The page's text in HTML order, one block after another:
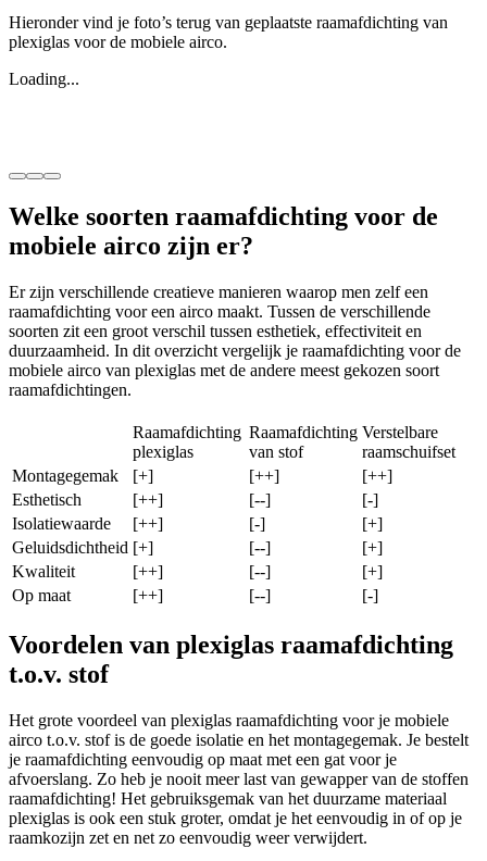
Hieronder vind je foto’s terug van geplaatste raamafdichting van
plexiglas voor de mobiele airco.
Loading...
Welke soorten raamafdichting voor de
mobiele airco zijn er?
Er zijn verschillende creatieve manieren waarop men zelf een
raamafdichting voor een airco maakt. Tussen de verschillende
soorten zit een groot verschil tussen esthetiek, effectiviteit en
duurzaamheid. In dit overzicht vergelijk je raamafdichting voor de
mobiele airco van plexiglas met de andere meest gekozen soort
raamafdichtingen.
Raamafdichting
plexiglas
Raamafdichting
van stof
Verstelbare
raamschuifset
Montagegemak
[+] [++]
[++]
Esthetisch
[++] [--]
[-]
Isolatiewaarde
[++] [-]
[+]
Geluidsdichtheid [+] [--]
[+]
Kwaliteit
[++] [--]
[+]
Op maat
[++] [--] [-]
Voordelen van plexiglas raamafdichting
t.o.v. stof
Het grote voordeel van plexiglas raamafdichting voor je mobiele
airco t.o.v. stof is de goede isolatie en het montagegemak. Je bestelt
je raamafdichting eenvoudig op maat met een gat voor je
afvoerslang. Zo heb je nooit meer last van gewapper van de stoffen
raamafdichting! Het gebruiksgemak van het duurzame materiaal
plexiglas is ook een stuk groter, omdat je het eenvoudig in of op je
raamkozijn zet en net zo eenvoudig weer verwijdert.